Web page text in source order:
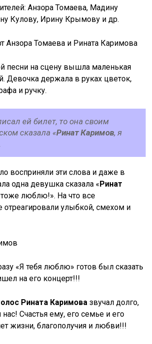
Анзора Томаева, Мадину
Кулову, Ирину Крымову и др.
Анзора Томаева и Рината Каримова
песни на сцену вышла маленькая
Девочка держала в руках цветок,
и ручку.
ей билет, то она своим
сказала «Ринат Каримов, я
восприняли эти слова и даже в
одна девушка сказала «Ринат
тоже люблю!». На что все
отреагировали улыбкой, смехом и
«Я тебя люблю» готов был сказать
на его концерт!!!
Рината Каримова звучал долго,
Счастья ему, его семье и его
жизни, благополучия и любви!!!